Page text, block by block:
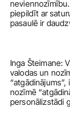
piepildīt ar
pasaulē ir
Inga Šteimane:
valodas un
nozīmē
personālizstādi